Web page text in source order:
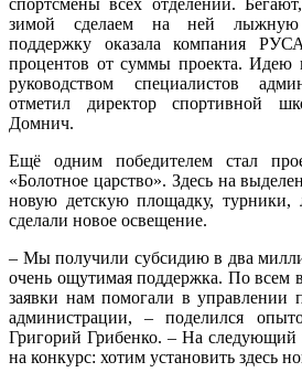
зимой сделаем на ней лыжную
поддержку оказала компания
процентов от суммы проекта. Идею
руководством специалистов
отметил директор спортивной
Домнич.
Ещё одним победителем стал
«Болотное царство». Здесь на
новую детскую площадку,
сделали новое освещение.
– Мы получили субсидию в два
очень ощутимая поддержка. По всем
заявки нам помогали в управлении
администрации, – поделился
Григорий Грибенко. – На следующий
на конкурс: хотим установить здесь